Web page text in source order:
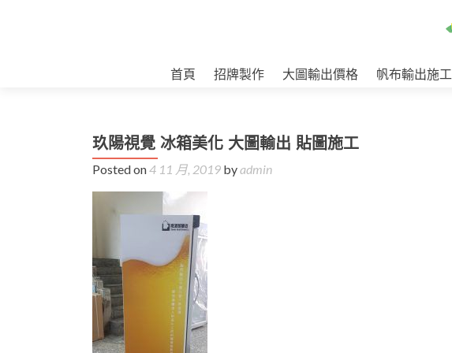
首頁 招牌製作 大圖輸出價格 帆布輸出施工
玖陽視覺 冰箱美化 大圖輸出 貼圖施工
Posted on4 11 月, 2019 byadmin